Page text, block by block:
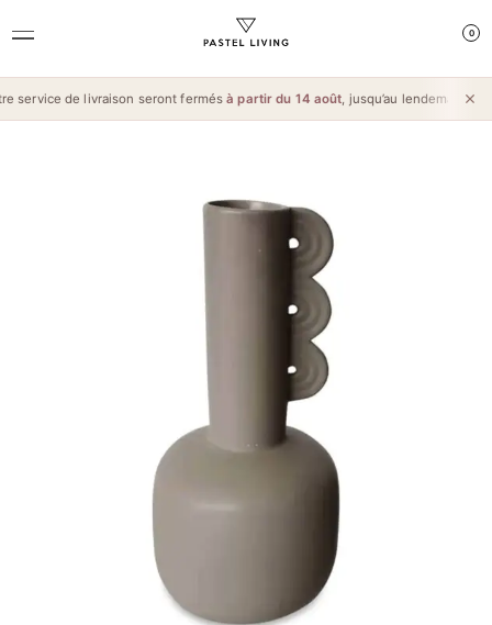
0
service de livraison seront fermésà partir du 14 août, jusqu’au lendemain de l’